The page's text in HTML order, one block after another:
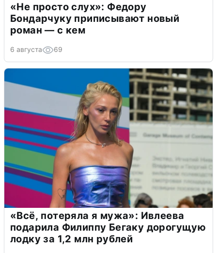
«Не просто слух»: Федору
Бондарчуку приписывают новый
роман — с кем
6 августа 69
«Всё, потеряла я мужа»: Ивлеева
подарила Филиппу Бегаку дорогущую
лодку за 1,2 млн рублей